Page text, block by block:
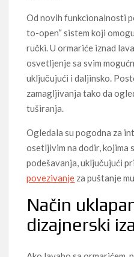
Od novih funkcionalnosti
to-open“ sistem koji
ručki. U ormariće iznad
osvetljenje sa svim
uključujući i daljinsko.
zamagljivanja tako da
tuširanja.
Ogledala su pogodna za
osetljivim na dodir, kojima
podešavanja, uključujući
povezivanje za puštanje
Način
dizajnerski